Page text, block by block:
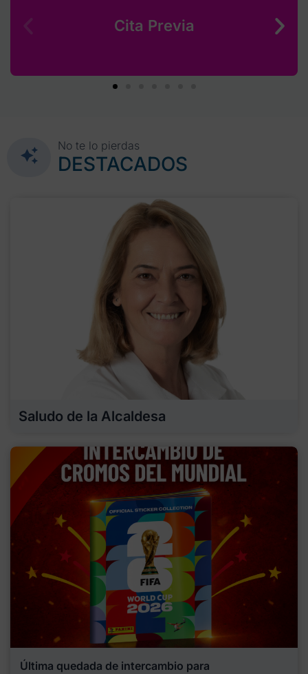
Cita Previa
No te lo pierdas
DESTACADOS
Saludo de la Alcaldesa
Última quedada de intercambio para